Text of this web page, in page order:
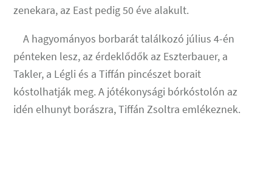
zenekara, az East pedig 50 éve alakult.
A hagyományos borbarát találkozó július 4-én
pénteken lesz, az érdeklődők az Eszterbauer, a
Takler, a Légli és a Tiffán pincészet borait
kóstolhatják meg. A jótékonysági bórkóstolón az
idén elhunyt borászra, Tiffán Zsoltra emlékeznek.